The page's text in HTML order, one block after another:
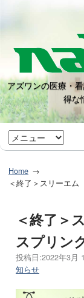
アズワンの医療・
得な
Home
＜終了＞スリーエ
＜終了
スプリン
投稿日:2022年3月
知らせ